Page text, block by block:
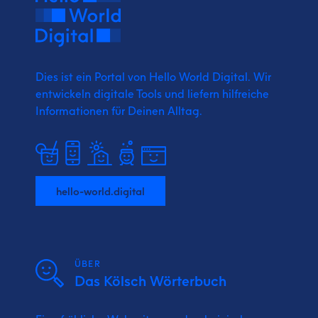
Dies ist ein Portal von Hello World Digital. Wir
entwickeln digitale Tools und liefern hilfreiche
Informationen für Deinen Alltag.
hello-world.digital
ÜBER
Das Kölsch Wörterbuch